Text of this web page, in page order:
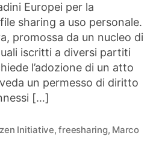
Europei per la
sharing a uso personale.
promossa da un nucleo di
iscritti a diversi partiti
l’adozione di un atto
un permesso di diritto
[…]
Initiative,freesharing, Marco